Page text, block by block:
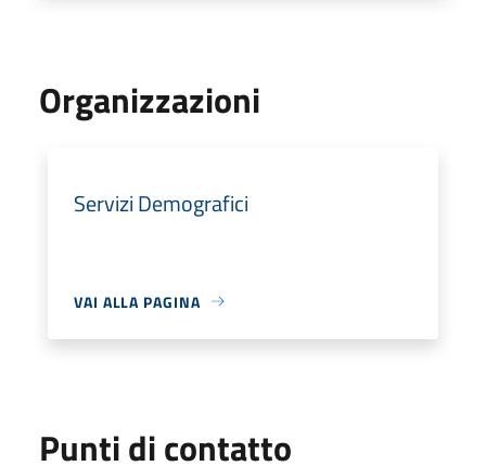
Organizzazioni
Servizi Demografici
VAI ALLA PAGINA
Punti di contatto